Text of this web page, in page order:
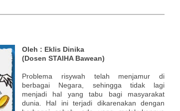
Oleh : Eklis Dinika
(Dosen STAIHA Bawean)
Problema risywah telah menjamur di
berbagai Negara, sehingga tidak lagi
menjadi hal yang tabu bagi masyarakat
dunia. Hal ini terjadi dikarenakan dengan